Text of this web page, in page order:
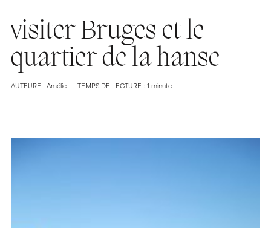
visiter Bruges et le
quartier de la hanse
AUTEURE : Amélie TEMPS DE LECTURE : 1 minute